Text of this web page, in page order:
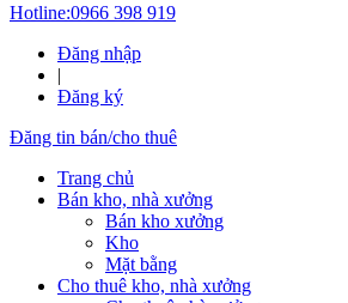
Hotline:0966 398 919
Đăng nhập
|
Đăng ký
Đăng tin bán/cho thuê
Trang chủ
Bán kho, nhà xưởng
Bán kho xưởng
Kho
Mặt bằng
Cho thuê kho, nhà xưởng